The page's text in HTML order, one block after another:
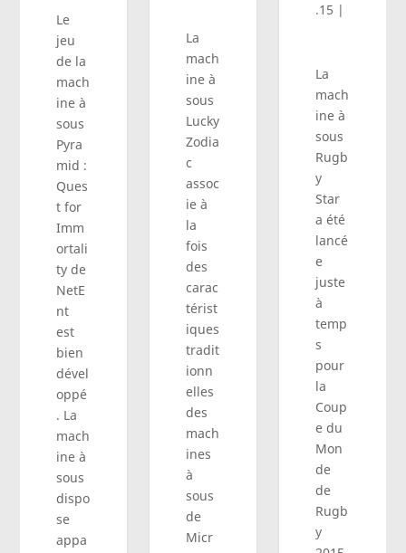
Le
jeu
de la
mach
ine à
sous
Pyra
mid :
Ques
t for
Imm
ortali
ty de
NetE
nt
est
bien
dével
oppé
. La
mach
ine à
sous
dispo
se
appa
La
mach
ine à
sous
Lucky
Zodia
c
assoc
ie à
la
fois
des
carac
térist
iques
tradit
ionn
elles
des
mach
ines
à
sous
de
Micr
.15 |
La
mach
ine à
sous
Rugb
y
Star
a été
lancé
e
juste
à
temp
s
pour
la
Coup
e du
Mon
de
de
Rugb
y